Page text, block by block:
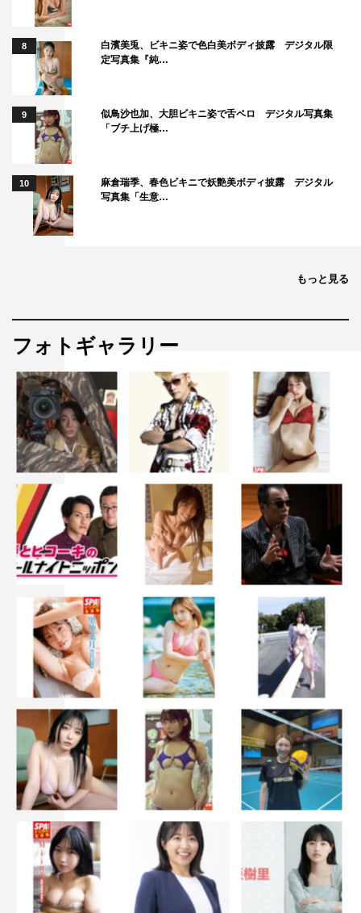
8
白濱美兎、ビキニ姿で色白美ボディ披露 デジタル限
定写真集『純…
9
似鳥沙也加、大胆ビキニ姿で舌ペロ デジタル写真集
「ブチ上げ極…
10
麻倉瑞季、春色ビキニで妖艶美ボディ披露 デジタル
写真集「生意…
もっと見る
フォトギャラリー